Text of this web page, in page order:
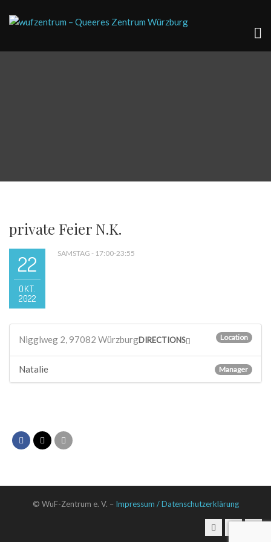
private Feier N.K.
22
OKT.
2022
SAMSTAG - 17:00-23:55
Nigglweg 2, 97082 Würzburg Location
DIRECTIONS
Natalie Manager
© WuF-Zentrum e. V. – Impressum / Datenschutzerklärung